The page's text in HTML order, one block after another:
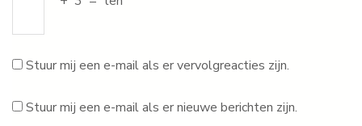
Stuur mij een e-mail als er vervolgreacties zijn.
Stuur mij een e-mail als er nieuwe berichten zijn.